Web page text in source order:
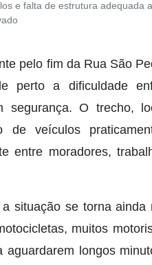
e falta de estrutura adequada
pelo fim da Rua São
perto a dificuldade
segurança. O trecho,
de veículos
entre moradores,
situação se torna
muitos
aguardarem longos